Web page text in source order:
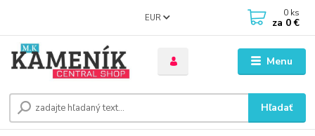
Menu
EUR
Hľadať
0 ks
za 0 €